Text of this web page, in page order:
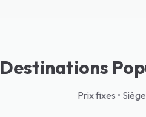
Destinations
Prix fixes •